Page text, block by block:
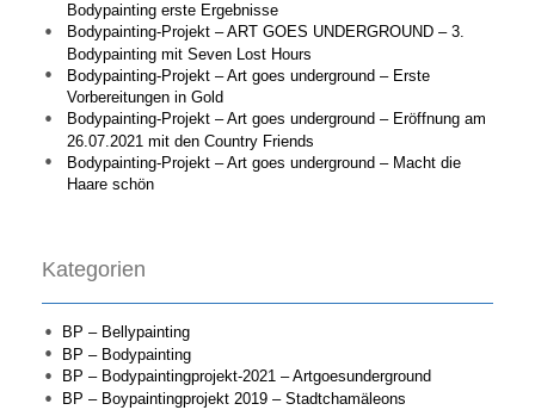
Bodypainting erste Ergebnisse
Bodypainting-Projekt – ART GOES UNDERGROUND – 3.
Bodypainting mit Seven Lost Hours
Bodypainting-Projekt – Art goes underground – Erste
Vorbereitungen in Gold
Bodypainting-Projekt – Art goes underground – Eröffnung am
26.07.2021 mit den Country Friends
Bodypainting-Projekt – Art goes underground – Macht die
Haare schön
Kategorien
BP – Bellypainting
BP – Bodypainting
BP – Bodypaintingprojekt-2021 – Artgoesunderground
BP – Boypaintingprojekt 2019 – Stadtchamäleons